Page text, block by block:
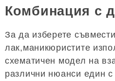
Комбинация с
За да изберете
лак,маникюристите
схематичен модел на
различни нюанси един с